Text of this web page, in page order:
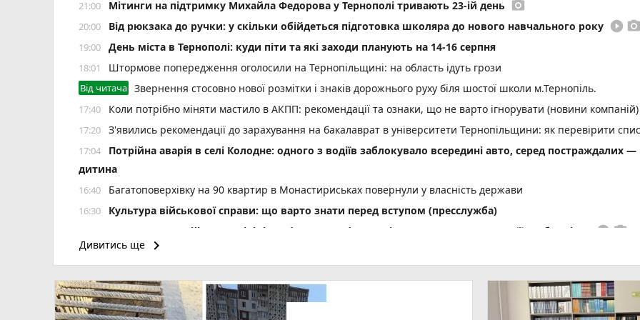
21:00 Мітинги на підтримку Михайла Федорова у Тернополі тривають 23-ій день photo_camera
20:00 Від рюкзака до ручки: у скільки обійдеться підготовка школяра до нового навчального року play_circle_filled photo_camera
19:00 День міста в Тернополі: куди піти та які заходи планують на 14-16 серпня
18:01 Штормове попередження оголосили на Тернопільщині: на область ідуть грози
Від читача Звернення стосовно нової розмітки і знаків дорожнього руху біля шостої школи м.Тернопіль.
17:40 Коли потрібно міняти мастило в АКПП: рекомендації та ознаки, що не варто ігнорувати (новини компаній)
17:20 З'явились рекомендації до зарахування на бакалаврат в університети Тернопільщини: як перевірити
17:04
Потрійна аварія в селі Колодне: одного з водіїв заблокувало всередині авто, серед постраждалих —
дитина
16:40 Багатоповерхівку на 90 квартир в Монастириськах повернули у власність держави
16:30 Культура військової справи: що варто знати перед вступом (пресслужба)
Сучасна операційна у «Клініці професора Стефана Хміля»: показуємо, у чому її особливість play_circle_filled photo_camera
15:45 Розшукують водія, який, за даними поліції, вчинив аварію в Теребовлі та покинув місце
реклама)
15:09 На вулицях Тернополя виявили два покинутих автомобілі. Власникам дали місяць, щоб їх прибрати
Дивитись ще keyboard_arrow_right